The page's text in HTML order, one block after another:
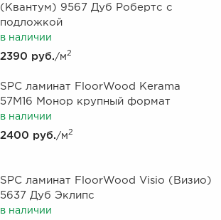
(Квантум) 9567 Дуб Робертс с
подложкой
в наличии
2390 руб. /м2
SPC ламинат FloorWood Kerama
57М16 Монор крупный формат
в наличии
2400 руб. /м2
SPC ламинат FloorWood Visio (Визио)
5637 Дуб Эклипс
в наличии